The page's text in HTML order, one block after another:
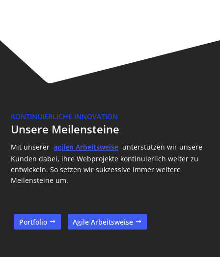
KONTINUIERLICHE INNOVATION
Unsere Meilensteine
Mit unserer agilen Arbeitsweise unterstützen wir unsere
Kunden dabei, ihre Webprojekte kontinuierlich weiter zu
entwickeln. So setzen wir sukzessive immer weitere
Meilensteine um.
Portfolio Agile Arbeitsweise